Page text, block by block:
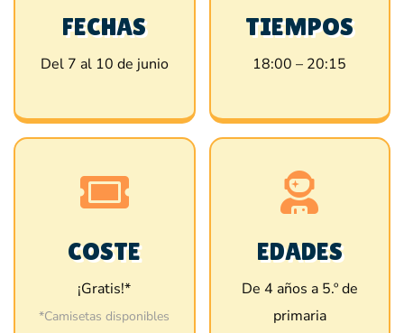
FECHAS
Del 7 al 10 de junio
TIEMPOS
18:00 – 20:15
COSTE
¡Gratis!*
*Camisetas disponibles
EDADES
De 4 años a 5.º de
primaria